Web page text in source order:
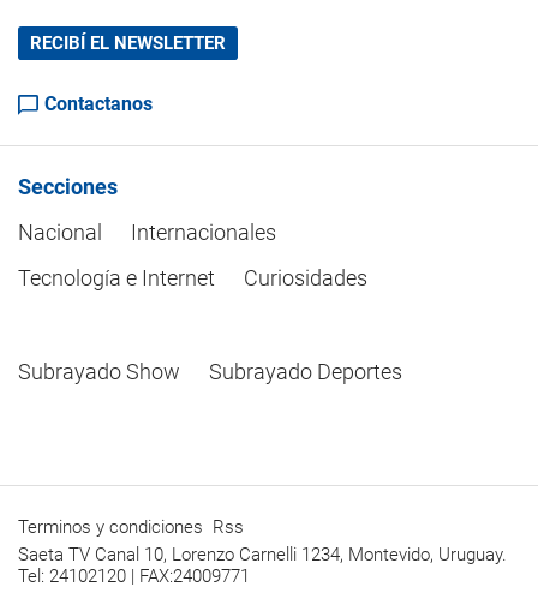
RECIBÍ EL NEWSLETTER
Contactanos
Secciones
Nacional
Internacionales
Tecnología e Internet
Curiosidades
Subrayado Show Subrayado Deportes
Terminos y condiciones Rss
Saeta TV Canal 10, Lorenzo Carnelli 1234, Montevido, Uruguay.
Tel: 24102120 | FAX:24009771